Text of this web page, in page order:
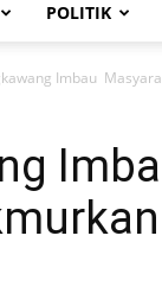
POLITIK
Imbau